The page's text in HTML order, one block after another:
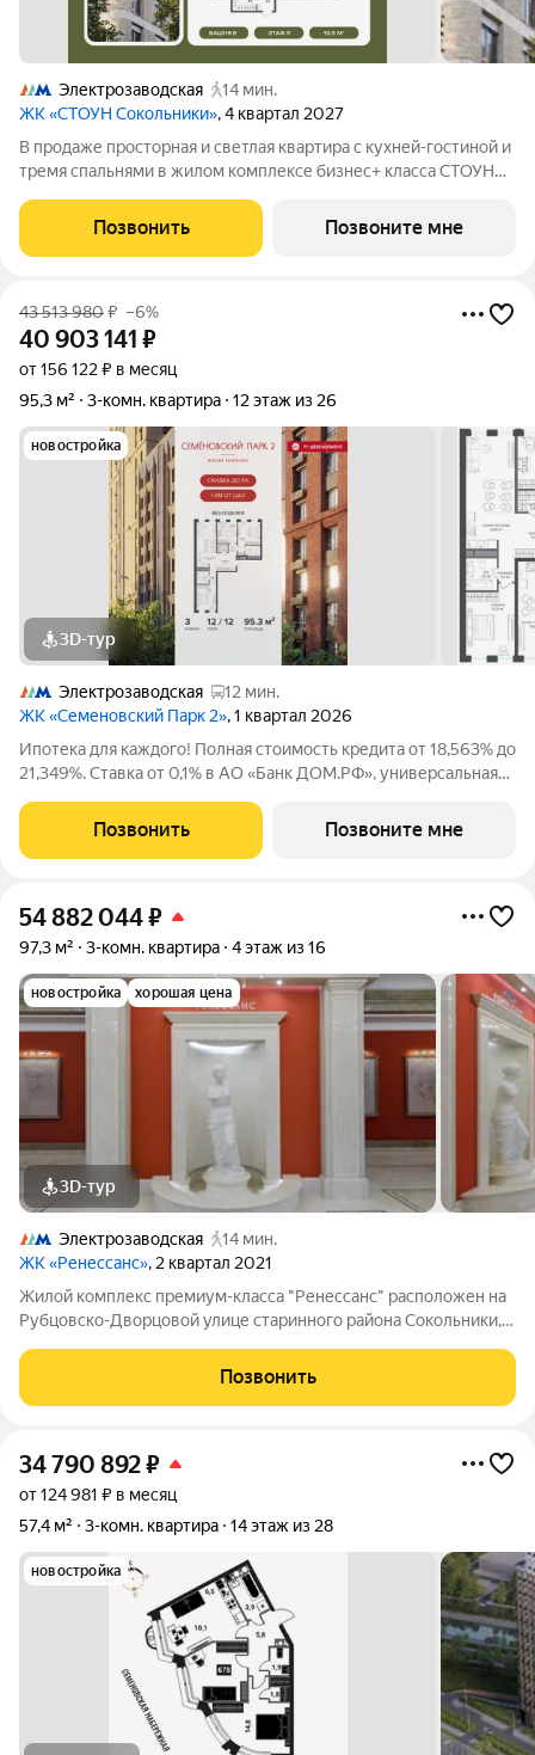
Электрозаводская
14 мин.
ЖК «СТОУН Сокольники», 4 квартал 2027
В продаже просторная и светлая квартира с кухней-гостиной и
тремя спальнями в жилом комплексе бизнес+ класса СТОУН
личное пространство будет как у детей, так и у родителей.
Проект расположен рядом с
Позвонить Позвоните мне
43 513 980₽ –6%
40 903 141 ₽
от 156 122 ₽ в месяц
95,3 м²
3-комн. квартира 12 этаж из 26
новостройка
3D-тур
Электрозаводская
12 мин.
ЖК «Семеновский Парк 2», 1 квартал 2026
Ипотека для каждого! Полная стоимость кредита от 18,563% до
21,349%. Ставка от 0,1% в АО «Банк ДОМ.РФ», универсальная
месяцев ставка устанавливается при наличии документа о
компенсации Банку
Позвонить Позвоните мне
54 882 044₽
97,3 м² 3-комн. квартира 4 этаж из 16
новостройка хорошая цена
3D-тур
Электрозаводская
14 мин.
ЖК «Ренессанс», 2 квартал 2021
Жилой комплекс премиум-класса "Ренессанс" расположен на
Рубцовско-Дворцовой улице старинного района Сокольники, в
"Сокольники" - самого большого парка Москвы и одного из
крупнейших в Европе, где круглый
Позвонить
34 790 892₽
от 124 981 ₽ в месяц
57,4 м²
3-комн. квартира 14 этаж из 28
новостройка